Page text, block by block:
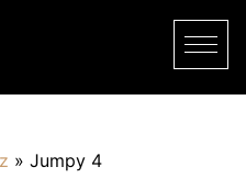
» Jumpy 4